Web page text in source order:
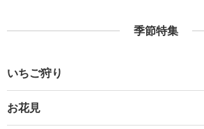
季節特集
いちご狩り
お花見